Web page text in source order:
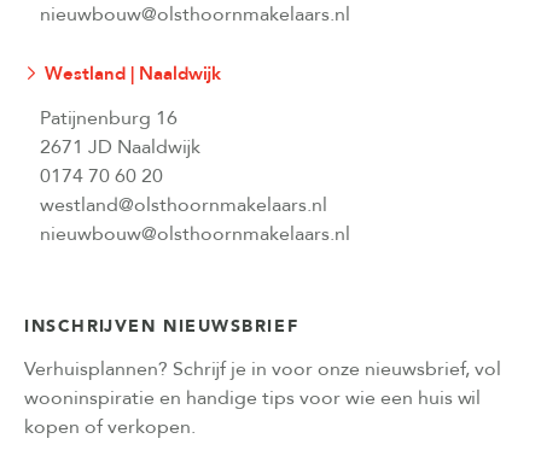
nieuwbouw@olsthoornmakelaars.nl
Westland | Naaldwijk
Patijnenburg 16
2671 JD Naaldwijk
0174 70 60 20
westland@olsthoornmakelaars.nl
nieuwbouw@olsthoornmakelaars.nl
INSCHRIJVEN NIEUWSBRIEF
Verhuisplannen? Schrijf je in voor onze nieuwsbrief, vol
wooninspiratie en handige tips voor wie een huis wil
kopen of verkopen.